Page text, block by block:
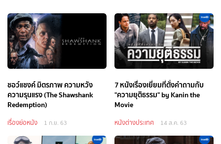
ชอว์แชงค์ มิตรภาพ ความหวัง
ความรุนแรง (The Shawshank
Redemption)
เรื่องย่อหนัง 1 ก.ย. 63
7 หนังเรื่องเยี่ยมที่ตั้งคำถามกับ
"ความยุติธรรม" by Kanin the
Movie
หนังต่างประเทศ 14 ส.ค. 63